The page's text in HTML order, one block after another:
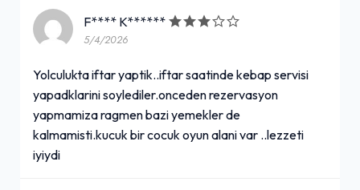
F**** K******
5/4/2026
Yolculukta iftar yaptik..iftar saatinde kebap servisi
yapadklarini soylediler.onceden rezervasyon
yapmamiza ragmen bazi yemekler de
kalmamisti.kucuk bir cocuk oyun alani var ..lezzeti
iyiydi